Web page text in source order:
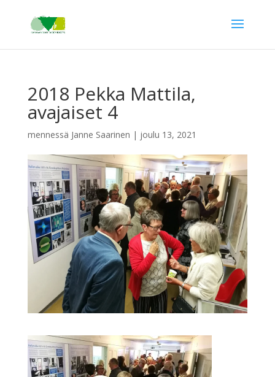
2018 Pekka Mattila,
avajaiset 4
mennessä Janne Saarinen | joulu 13, 2021